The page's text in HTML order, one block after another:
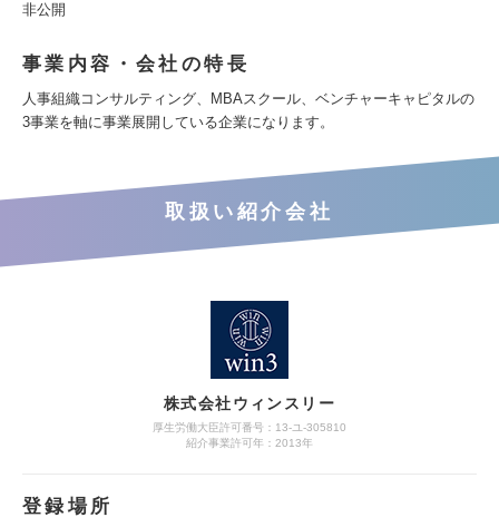
非公開
事業内容・会社の特長
人事組織コンサルティング、MBAスクール、ベンチャーキャピタルの
3事業を軸に事業展開している企業になります。
取扱い紹介会社
株式会社ウィンスリー
厚生労働大臣許可番号：13-ユ-305810
紹介事業許可年：2013年
登録場所